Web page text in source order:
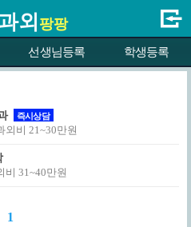
외 팡팡
선생님등록 학생등록
즉시상담
외비 21~30만원
비 31~40만원
1